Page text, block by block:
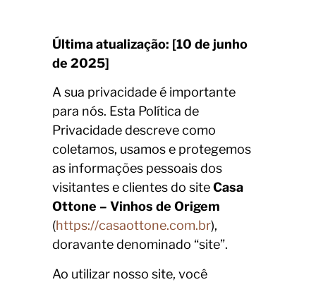
Última atualização: [10 de junho
de 2025]
A sua privacidade é importante
para nós. Esta Política de
Privacidade descreve como
coletamos, usamos e protegemos
as informações pessoais dos
visitantes e clientes do siteCasa
Ottone – Vinhos de Origem
(https://casaottone.com.br),
doravante denominado “site”.
Ao utilizar nosso site, você